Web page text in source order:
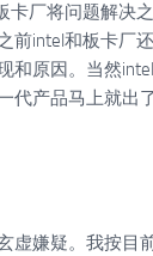
卡厂将问题解决
前intel和板卡厂
和原因。当然
代产品马上就出了
虚嫌疑。我按目